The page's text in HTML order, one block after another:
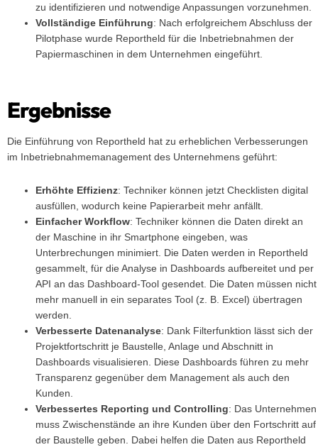
zu identifizieren und notwendige Anpassungen vorzunehmen.
Vollständige Einführung: Nach erfolgreichem Abschluss der
Pilotphase wurde Reportheld für die Inbetriebnahmen der
Papiermaschinen in dem Unternehmen eingeführt.
Ergebnisse
Die Einführung von Reportheld hat zu erheblichen Verbesserungen
im Inbetriebnahmemanagement des Unternehmens geführt:
Erhöhte Effizienz: Techniker können jetzt Checklisten digital
ausfüllen, wodurch keine Papierarbeit mehr anfällt.
Einfacher Workflow: Techniker können die Daten direkt an
der Maschine in ihr Smartphone eingeben, was
Unterbrechungen minimiert. Die Daten werden in Reportheld
gesammelt, für die Analyse in Dashboards aufbereitet und per
API an das Dashboard-Tool gesendet. Die Daten müssen nicht
mehr manuell in ein separates Tool (z. B. Excel) übertragen
werden.
Verbesserte Datenanalyse: Dank Filterfunktion lässt sich der
Projektfortschritt je Baustelle, Anlage und Abschnitt in
Dashboards visualisieren. Diese Dashboards führen zu mehr
Transparenz gegenüber dem Management als auch den
Kunden.
Verbessertes Reporting und Controlling: Das Unternehmen
muss Zwischenstände an ihre Kunden über den Fortschritt auf
der Baustelle geben. Dabei helfen die Daten aus Reportheld